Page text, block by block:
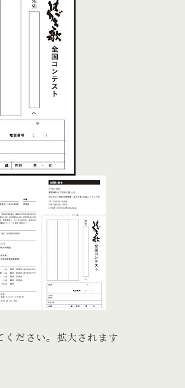
ださい。拡大されます